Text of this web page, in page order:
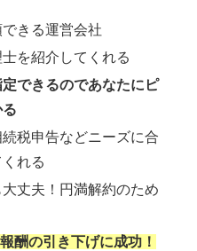
きる運営会社
を紹介してくれる
できるのであなたにピ
税申告などニーズに合
れる
丈夫！円満解約のため
酬の引き下げに成功！